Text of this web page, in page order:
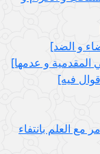
و الضد]
المقدمية و عدمها]
فيه‏]
العلم بانتفاء